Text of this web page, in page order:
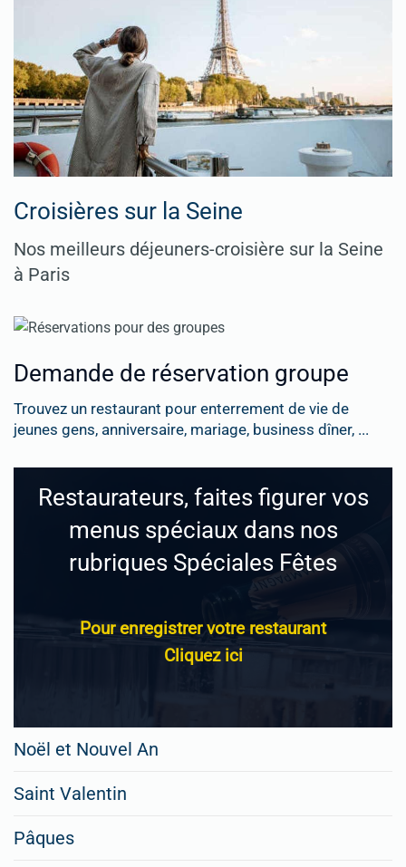
Croisières sur la Seine
Nos meilleurs déjeuners-croisière sur la Seine
à Paris
Demande de réservation groupe
Trouvez un restaurant pour enterrement de vie de
jeunes gens, anniversaire, mariage, business dîner, ...
Restaurateurs, faites figurer vos
menus spéciaux dans nos
rubriques Spéciales Fêtes
Pour enregistrer votre restaurant
Cliquez ici
Noël et Nouvel An
Saint Valentin
Pâques